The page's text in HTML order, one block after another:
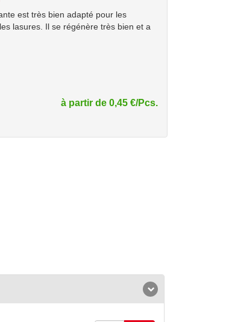
est très bien adapté pour les
lasures. Il se régénère très bien et a
à partir de 0,45 €/Pcs.